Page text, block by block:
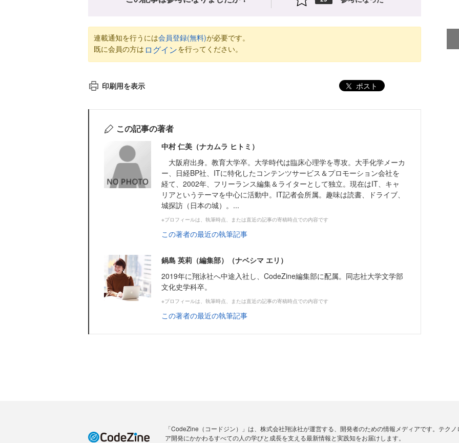
連載通知を行うには会員登録(無料)が必要です。
既に会員の方は ログインを行ってください。
印刷用を表示 ポスト
この記事の著者
中村 仁美（ナカムラ ヒトミ）
大阪府出身。教育大学卒。大学時代は臨床心理学を専攻。大手化学メーカ
ー、日経BP社、ITに特化したコンテンツサービス＆プロモーション会社を
経て、2002年、フリーランス編集＆ライターとして独立。現在はIT、キャ
リアというテーマを中心に活動中。IT記者会所属。趣味は読書、ドライブ、
城探訪（日本の城）。...
※プロフィールは、執筆時点、または直近の記事の寄稿時点での内容です
この著者の最近の執筆記事
鍋島 英莉（編集部）（ナベシマ エリ）
2019年に翔泳社へ中途入社し、CodeZine編集部に配属。同志社大学文学部
文化史学科卒。
※プロフィールは、執筆時点、または直近の記事の寄稿時点での内容です
この著者の最近の執筆記事
「CodeZine（コードジン）」は、株式会社翔泳社が運営する、開発者のための情報メディアです。テク
ア開発にかかわるすべての人の学びと成長を支える最新情報と実践知をお届けします。